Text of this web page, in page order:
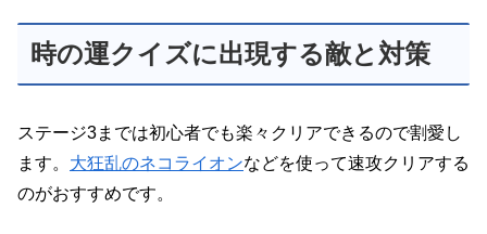
時の運クイズに出現する敵と対策
ステージ3までは初心者でも楽々クリアできるので割愛し
ます。 大狂乱のネコライオンなどを使って速攻クリアする
のがおすすめです。